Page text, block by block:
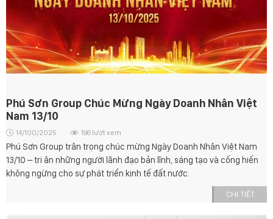
Phú Sơn Group Chúc Mừng Ngày Doanh Nhân Việt
Nam 13/10
14/100/2025 196 lượt xem
Phú Sơn Group trân trọng chúc mừng Ngày Doanh Nhân Việt Nam
13/10 – tri ân những người lãnh đạo bản lĩnh, sáng tạo và cống hiến
không ngừng cho sự phát triển kinh tế đất nước.
CHI TIẾT